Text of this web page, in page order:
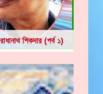
শিকদার (পর্ব ১)